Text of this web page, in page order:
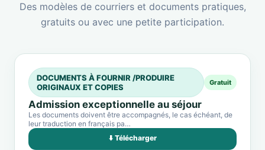
Des modèles de courriers et documents pratiques,
gratuits ou avec une petite participation.
DOCUMENTS À FOURNIR /PRODUIRE
ORIGINAUX ET COPIES
Gratuit
Admission exceptionnelle au séjour
Les documents doivent être accompagnés, le cas échéant, de
leur traduction en français pa…
⬇️ Télécharger